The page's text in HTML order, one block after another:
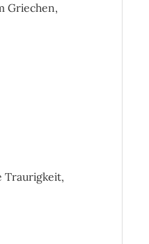
Griechen,
Traurigkeit,